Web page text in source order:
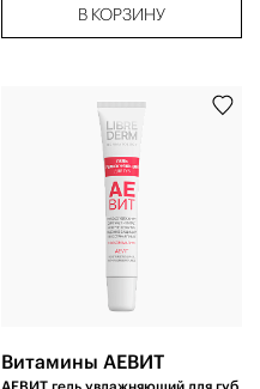
В КОРЗИНУ
Витамины АЕВИТ